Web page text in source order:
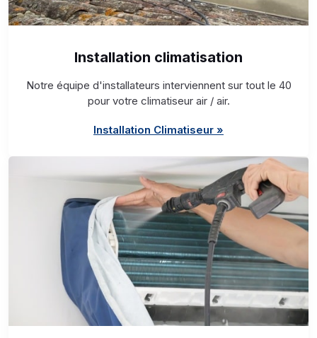
Installation climatisation
Notre équipe d'installateurs interviennent sur tout le 40
pour votre climatiseur air / air.
Installation Climatiseur »